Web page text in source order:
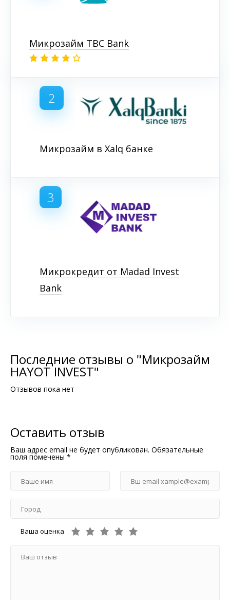
Микрозайм TBC Bank
2
Микрозайм в Xalq банке
3
Микрокредит от Madad Invest
Bank
Последние отзывы о "Микрозайм
HAYOT INVEST"
Отзывов пока нет
Оставить отзыв
Ваш адрес email не будет опубликован. Обязательные
поля помечены *
Ваша оценка